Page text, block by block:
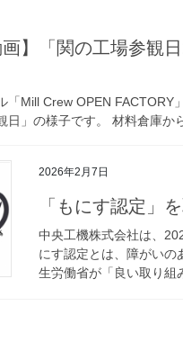
画】「関の工場参観
「Mill Crew OPEN
日」の様子です。 材料倉庫
2026年2月7日
「もにす認定」
中央工機株式会社は、
にす認定とは、障がいの
生労働省が「良い取り